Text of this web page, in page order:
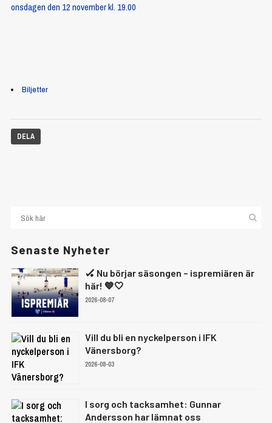
onsdagen den 12 november kl. 19.00
Biljetter
DELA
Senaste Nyheter
🏑 Nu börjar säsongen – ispremiären är
här! 💙🤍
2026-08-07
Vill du bli en nyckelperson i IFK
Vänersborg?
2026-08-03
I sorg och tacksamhet: Gunnar
Andersson har lämnat oss